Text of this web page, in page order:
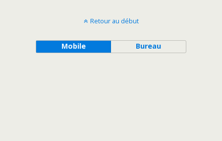
Retour au début
Mobile Bureau